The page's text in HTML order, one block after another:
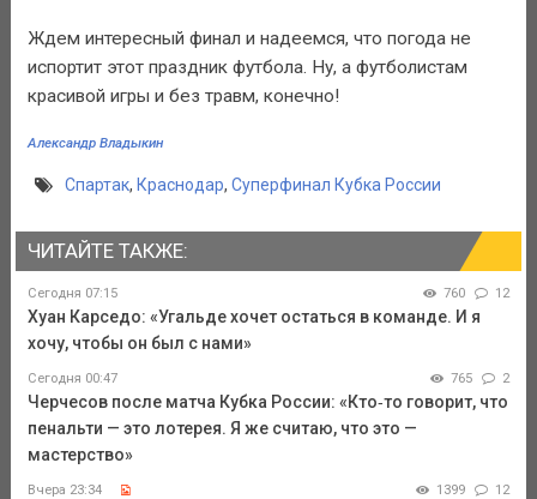
Ждем интересный финал и надеемся, что погода не
испортит этот праздник футбола. Ну, а футболистам
красивой игры и без травм, конечно!
Александр Владыкин
Спартак, Краснодар, Суперфинал Кубка России
ЧИТАЙТЕ ТАКЖЕ:
Сегодня 07:15 760 12
Хуан Карседо: «Угальде хочет остаться в команде. И я
хочу, чтобы он был с нами»
Сегодня 00:47 765 2
Черчесов после матча Кубка России: «Кто‑то говорит, что
пенальти — это лотерея. Я же считаю, что это —
мастерство»
Вчера 23:34 1399 12